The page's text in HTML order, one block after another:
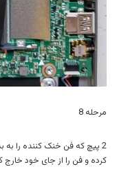
مرحله 8
2 پیچ که فن خنک کننده را به
کرده و فن را از جای خود خارج